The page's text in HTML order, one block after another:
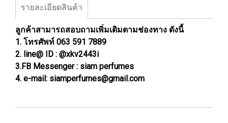
รายละเอียดสินค้า
ลูกค้าสามารถสอบถามเพิ่มเติมตามช่องทาง ดังนี้
1. โทรศัพท์ 063 591 7889
2. line@ ID : @xkv2443i
3.FB Messenger : siam perfumes
4. e-mail: siamperfumes@gmail.com